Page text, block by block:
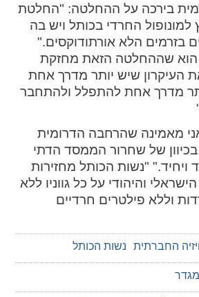
בירכה על ההחלטה: "החלטת
החרדי בכותל ויש בה
בזרמים הלא אורתודוקסים."
הוא שההחלטה הזאת מחזקת
העיקרון שיש יותר מדרך אחת
מדרך אחת להתפלל ולהתחבר
מאמינה שהרחבה הדרומית
של שחרור הממסד הדתי
"נשות הכותל מחזירות
והיהודי על כל גווניו ללא
וללא פילטרים חרדיים
החברתית נשות הכותל